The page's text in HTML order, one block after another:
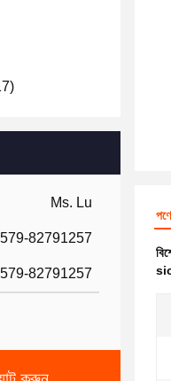
Ms. Lu
82791257
82791257